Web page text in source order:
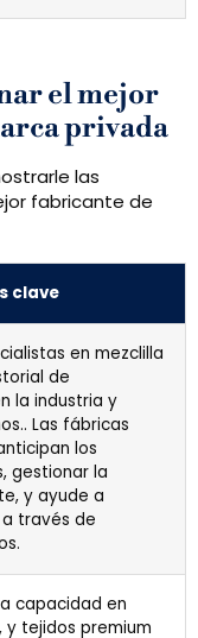
el mejor
privada
las
fabricante de
clave
en mezclilla
de
la industria y
Las fábricas
los
gestionar la
y ayude a
través de
capacidad en
y tejidos premium